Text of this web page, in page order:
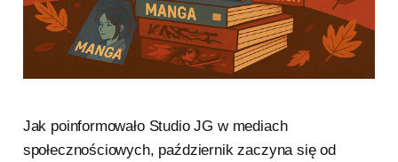
Jak poinformowało Studio JG w mediach
społecznościowych, październik zaczyna się od